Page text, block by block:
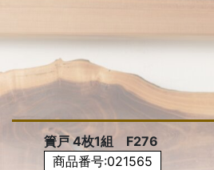
簀戸 4枚1組 F276
商品番号:021565